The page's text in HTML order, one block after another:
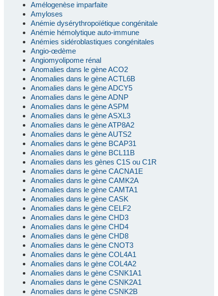
Amélogenèse imparfaite
Amyloses
Anémie dysérythropoïétique congénitale
Anémie hémolytique auto-immune
Anémies sidéroblastiques congénitales
Angio-œdème
Angiomyolipome rénal
Anomalies dans le gène ACO2
Anomalies dans le gène ACTL6B
Anomalies dans le gène ADCY5
Anomalies dans le gène ADNP
Anomalies dans le gène ASPM
Anomalies dans le gène ASXL3
Anomalies dans le gène ATP8A2
Anomalies dans le gène AUTS2
Anomalies dans le gène BCAP31
Anomalies dans le gène BCL11B
Anomalies dans les gènes C1S ou C1R
Anomalies dans le gène CACNA1E
Anomalies dans le gène CAMK2A
Anomalies dans le gène CAMTA1
Anomalies dans le gène CASK
Anomalies dans le gène CELF2
Anomalies dans le gène CHD3
Anomalies dans le gène CHD4
Anomalies dans le gène CHD8
Anomalies dans le gène CNOT3
Anomalies dans le gène COL4A1
Anomalies dans le gène COL4A2
Anomalies dans le gène CSNK1A1
Anomalies dans le gène CSNK2A1
Anomalies dans le gène CSNK2B